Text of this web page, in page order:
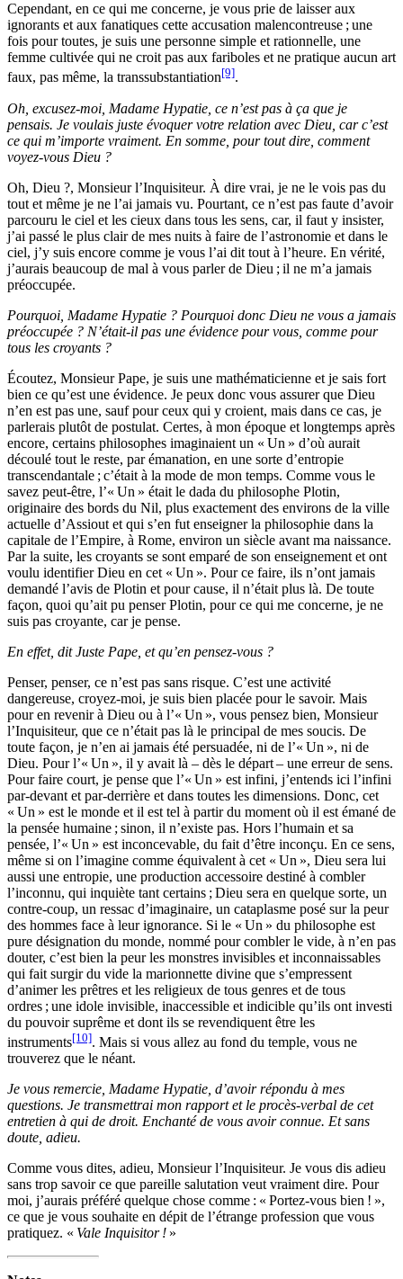
Cependant, en ce qui me concerne, je vous prie de laisser aux
ignorants et aux fanatiques cette accusation malencontreuse ; une
fois pour toutes, je suis une personne simple et rationnelle, une
femme cultivée qui ne croit pas aux fariboles et ne pratique aucun art
faux, pas même, la transsubstantiation[9].
Oh, excusez-moi, Madame Hypatie, ce n’est pas à ça que je
pensais. Je voulais juste évoquer votre relation avec Dieu, car c’est
ce qui m’importe vraiment. En somme, pour tout dire, comment
voyez-vous Dieu ?
Oh, Dieu ?, Monsieur l’Inquisiteur. À dire vrai, je ne le vois pas du
tout et même je ne l’ai jamais vu. Pourtant, ce n’est pas faute d’avoir
parcouru le ciel et les cieux dans tous les sens, car, il faut y insister,
j’ai passé le plus clair de mes nuits à faire de l’astronomie et dans le
ciel, j’y suis encore comme je vous l’ai dit tout à l’heure. En vérité,
j’aurais beaucoup de mal à vous parler de Dieu ; il ne m’a jamais
préoccupée.
Pourquoi, Madame Hypatie ? Pourquoi donc Dieu ne vous a jamais
préoccupée ? N’était-il pas une évidence pour vous, comme pour
tous les croyants ?
Écoutez, Monsieur Pape, je suis une mathématicienne et je sais fort
bien ce qu’est une évidence. Je peux donc vous assurer que Dieu
n’en est pas une, sauf pour ceux qui y croient, mais dans ce cas, je
parlerais plutôt de postulat. Certes, à mon époque et longtemps après
encore, certains philosophes imaginaient un « Un » d’où aurait
découlé tout le reste, par émanation, en une sorte d’entropie
transcendantale ; c’était à la mode de mon temps. Comme vous le
savez peut-être, l’« Un » était le dada du philosophe Plotin,
originaire des bords du Nil, plus exactement des environs de la ville
actuelle d’Assiout et qui s’en fut enseigner la philosophie dans la
capitale de l’Empire, à Rome, environ un siècle avant ma naissance.
Par la suite, les croyants se sont emparé de son enseignement et ont
voulu identifier Dieu en cet « Un ». Pour ce faire, ils n’ont jamais
demandé l’avis de Plotin et pour cause, il n’était plus là. De toute
façon, quoi qu’ait pu penser Plotin, pour ce qui me concerne, je ne
suis pas croyante, car je pense.
En effet, dit Juste Pape, et qu’en pensez-vous ?
Penser, penser, ce n’est pas sans risque. C’est une activité
dangereuse, croyez-moi, je suis bien placée pour le savoir. Mais
pour en revenir à Dieu ou à l’« Un », vous pensez bien, Monsieur
l’Inquisiteur, que ce n’était pas là le principal de mes soucis. De
toute façon, je n’en ai jamais été persuadée, ni de l’« Un », ni de
Dieu. Pour l’« Un », il y avait là – dès le départ – une erreur de sens.
Pour faire court, je pense que l’« Un » est infini, j’entends ici l’infini
par-devant et par-derrière et dans toutes les dimensions. Donc, cet
« Un » est le monde et il est tel à partir du moment où il est émané de
la pensée humaine ; sinon, il n’existe pas. Hors l’humain et sa
pensée, l’« Un » est inconcevable, du fait d’être inconçu. En ce sens,
même si on l’imagine comme équivalent à cet « Un », Dieu sera lui
aussi une entropie, une production accessoire destiné à combler
l’inconnu, qui inquiète tant certains ; Dieu sera en quelque sorte, un
contre-coup, un ressac d’imaginaire, un cataplasme posé sur la peur
des hommes face à leur ignorance. Si le « Un » du philosophe est
pure désignation du monde, nommé pour combler le vide, à n’en pas
douter, c’est bien la peur les monstres invisibles et inconnaissables
qui fait surgir du vide la marionnette divine que s’empressent
d’animer les prêtres et les religieux de tous genres et de tous
ordres ; une idole invisible, inaccessible et indicible qu’ils ont investi
du pouvoir suprême et dont ils se revendiquent être les
instruments[10]. Mais si vous allez au fond du temple, vous ne
trouverez que le néant.
Je vous remercie, Madame Hypatie, d’avoir répondu à mes
questions. Je transmettrai mon rapport et le procès-verbal de cet
entretien à qui de droit. Enchanté de vous avoir connue. Et sans
doute, adieu.
Comme vous dites, adieu, Monsieur l’Inquisiteur. Je vous dis adieu
sans trop savoir ce que pareille salutation veut vraiment dire. Pour
moi, j’aurais préféré quelque chose comme : « Portez-vous bien ! »,
ce que je vous souhaite en dépit de l’étrange profession que vous
pratiquez. « Vale Inquisitor ! »